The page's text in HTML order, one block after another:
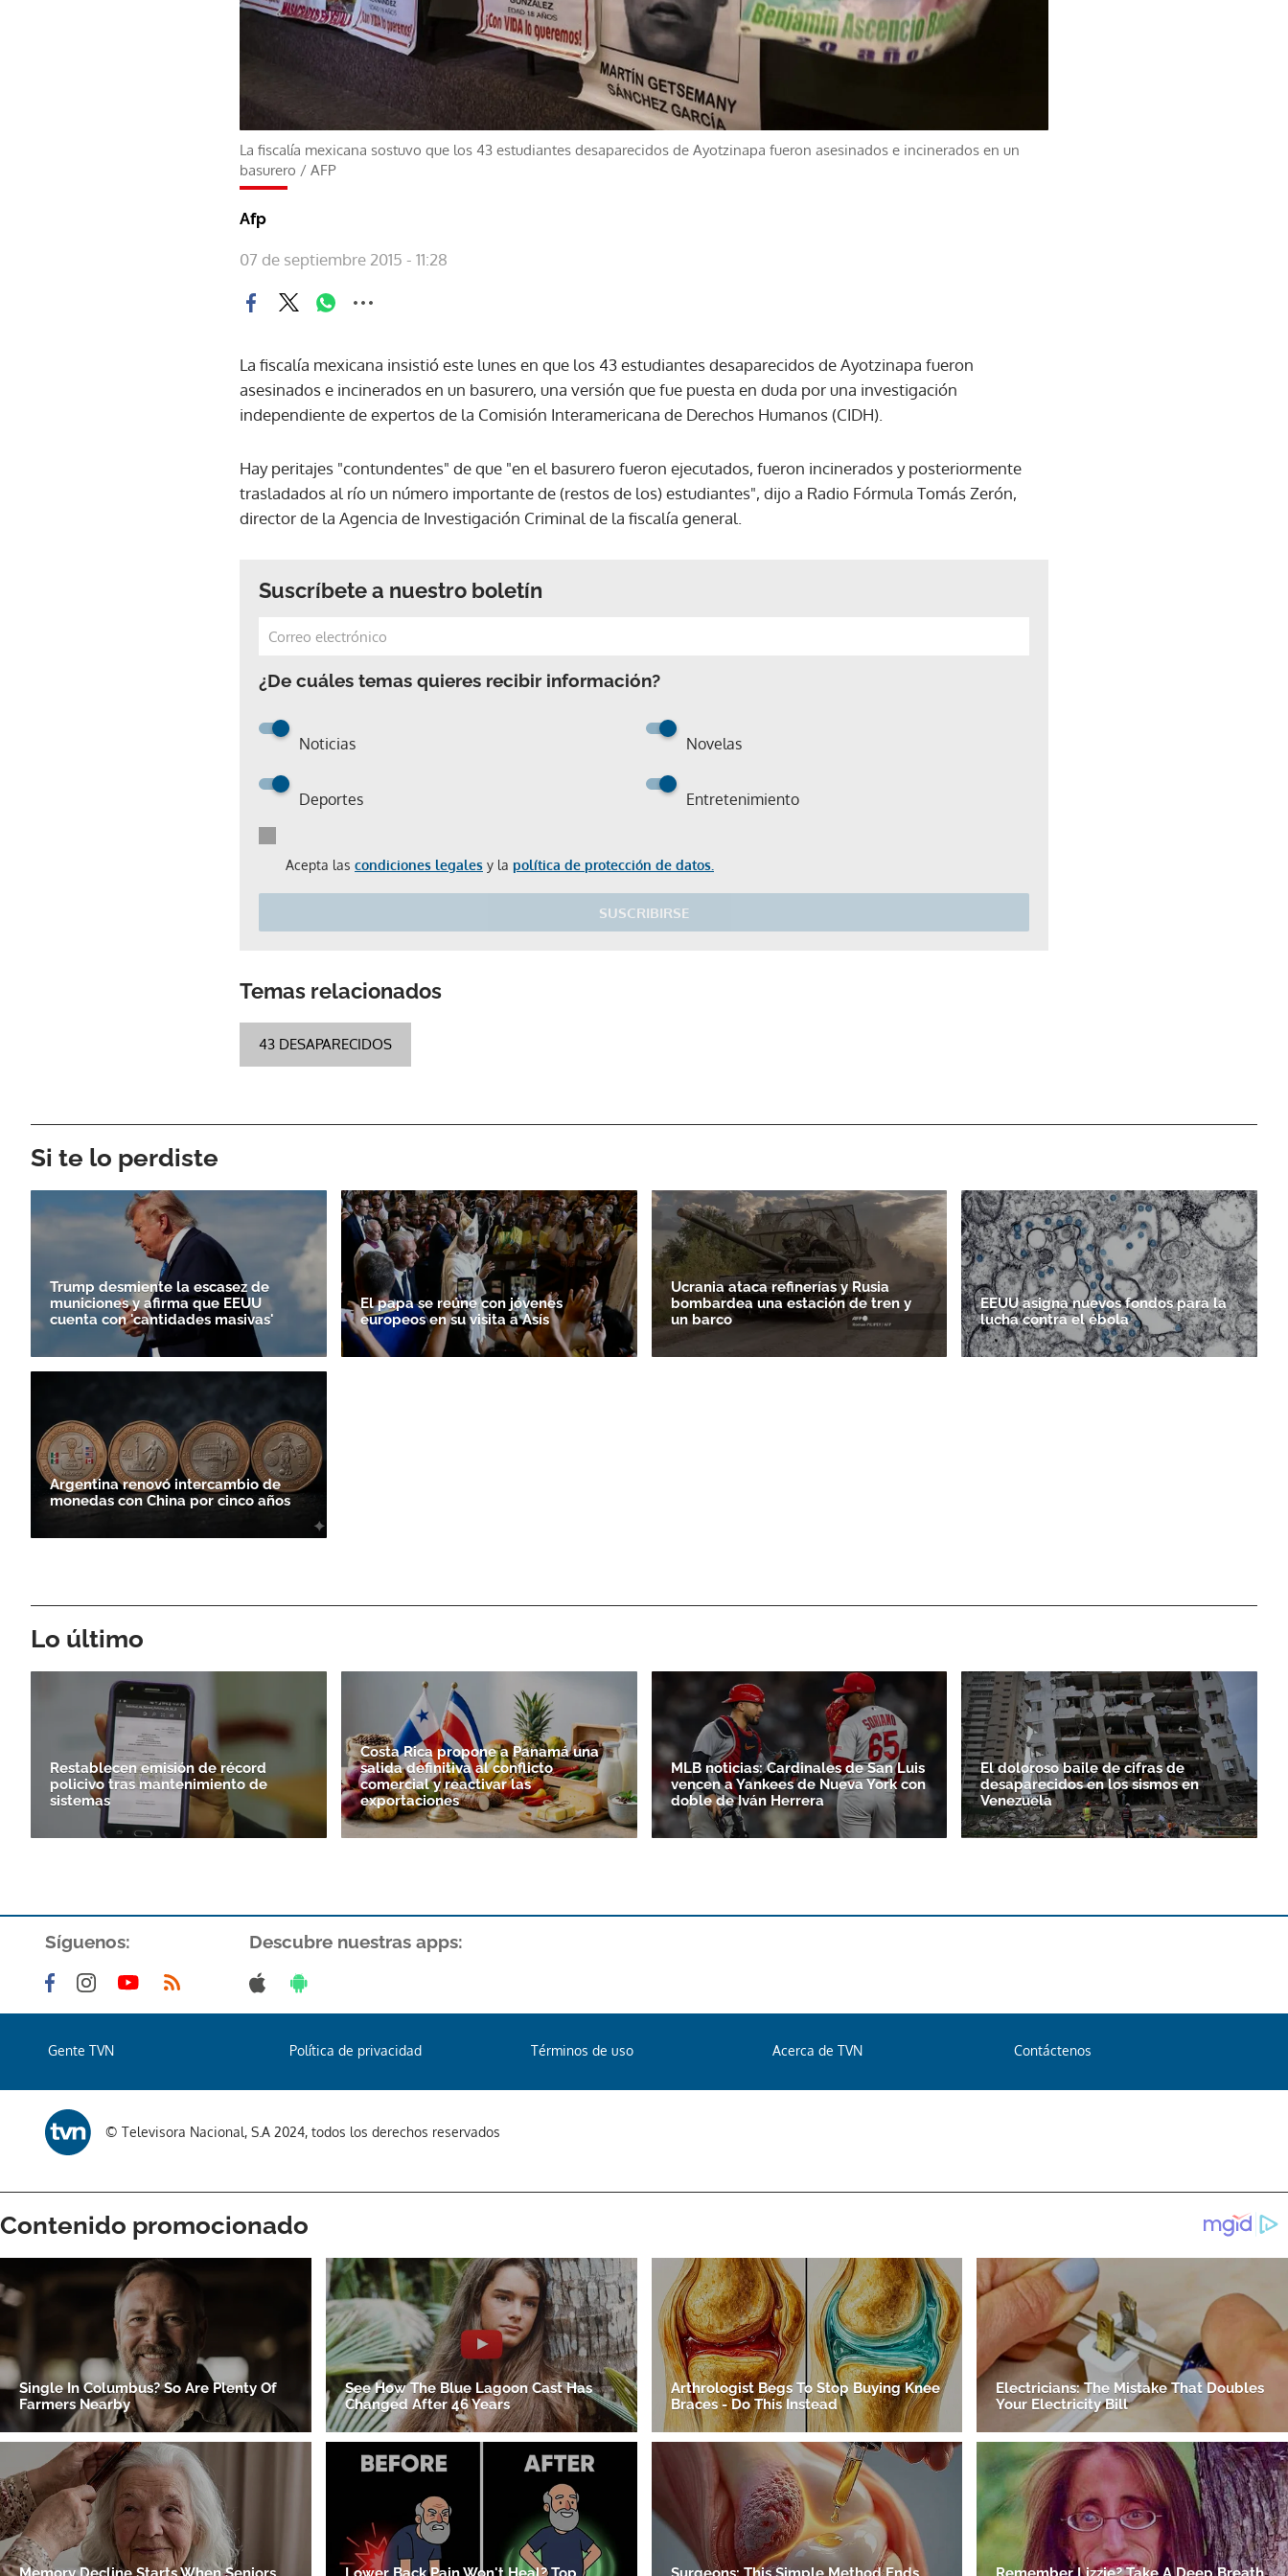
La fiscalía mexicana sostuvo que los 43 estudiantes desaparecidos de Ayotzinapa fueron asesinados e incinerados en un
basurero / AFP
Afp
07 de septiembre 2015 - 11:28
La fiscalía mexicana insistió este lunes en que los 43 estudiantes desaparecidos de Ayotzinapa fueron
asesinados e incinerados en un basurero, una versión que fue puesta en duda por una investigación
independiente de expertos de la Comisión Interamericana de Derechos Humanos (CIDH).
Hay peritajes "contundentes" de que "en el basurero fueron ejecutados, fueron incinerados y posteriormente
trasladados al río un número importante de (restos de los) estudiantes", dijo a Radio Fórmula Tomás Zerón,
director de la Agencia de Investigación Criminal de la fiscalía general.
Suscríbete a nuestro boletín
¿De cuáles temas quieres recibir información?
Noticias Novelas
Deportes Entretenimiento
Acepta las condiciones legales y la política de protección de datos.
SUSCRIBIRSE
ACEPTAR
Temas relacionados
43 DESAPARECIDOS
Si te lo perdiste
Trump desmiente la escasez de
municiones y afirma que EEUU
cuenta con 'cantidades masivas'
El papa se reúne con jóvenes
europeos en su visita a Asís
Ucrania ataca refinerías y Rusia
bombardea una estación de tren y
un barco
EEUU asigna nuevos fondos para la
lucha contra el ébola
Argentina renovó intercambio de
monedas con China por cinco años
Lo último
Restablecen emisión de récord
policivo tras mantenimiento de
sistemas
Costa Rica propone a Panamá una
salida definitiva al conflicto
comercial y reactivar las
exportaciones
MLB noticias: Cardinales de San Luis
vencen a Yankees de Nueva York con
doble de Iván Herrera
El doloroso baile de cifras de
desaparecidos en los sismos en
Venezuela
Síguenos: Descubre nuestras apps:
Gente TVN Política de privacidad Términos de uso Acerca de TVN Contáctenos
© Televisora Nacional, S.A 2024, todos los derechos reservados